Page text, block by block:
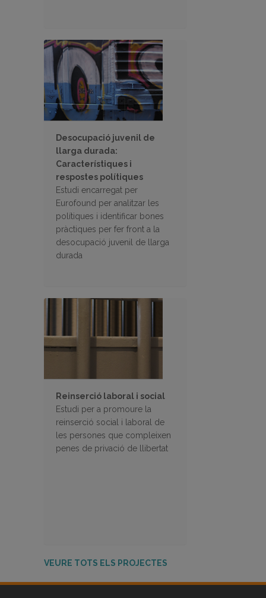
Desocupació juvenil de
llarga durada:
Característiques i
respostes polítiques
Estudi encarregat per
Eurofound per analitzar les
polítiques i identificar bones
pràctiques per fer front a la
desocupació juvenil de llarga
durada
Reinserció laboral i social
Estudi per a promoure la
reinserció social i laboral de
les persones que compleixen
penes de privació de llibertat
VEURE TOTS ELS PROJECTES